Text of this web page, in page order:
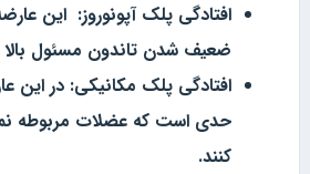
افتادگی پلک آپونوروز: این
ضعیف شدن تاندون مسئول بالا
افتادگی پلک مکانیکی: در این
حدی است که عضلات مربوطه
کنند.